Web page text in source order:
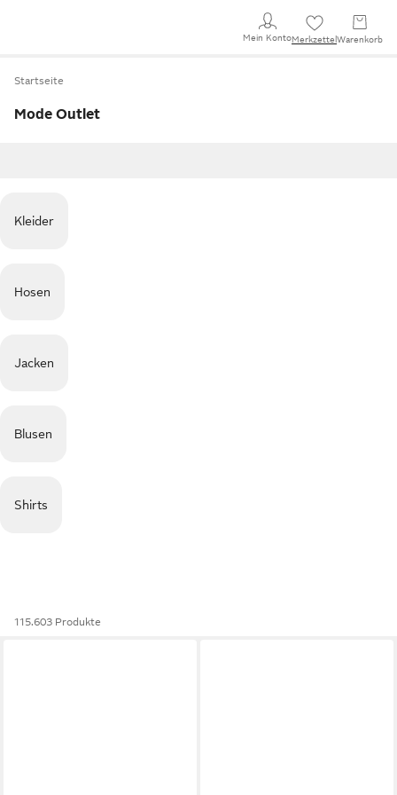
Mein KontoMerkzettel Warenkorb
Startseite
Mode Outlet
Kleider
Hosen
Jacken
Blusen
Shirts
115.603 Produkte